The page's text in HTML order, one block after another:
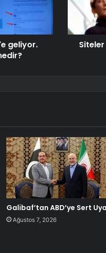
geliyor.
Galibaf’tan ABD’ye Sert
Ağustos 7, 2026